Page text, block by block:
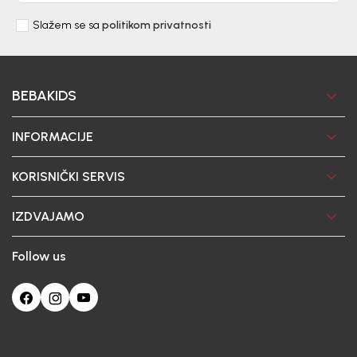
Slažem se sa politikom privatnosti
BEBAKIDS
INFORMACIJE
KORISNIČKI SERVIS
IZDVAJAMO
Follow us